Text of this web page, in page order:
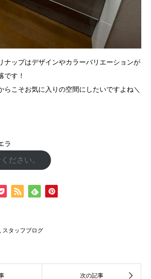
ナップはデザインやカラーバリエーションが
です！
らこそお気に入りの空間にしたいですよね＼
ラ
ださい。
スタッフブログ